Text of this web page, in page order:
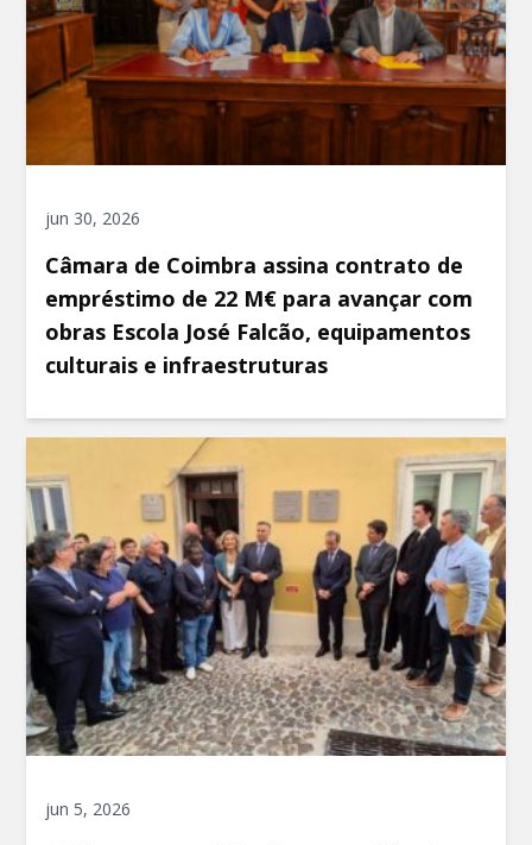
jun 30, 2026
Câmara de Coimbra assina contrato de
empréstimo de 22 M€ para avançar com
obras Escola José Falcão, equipamentos
culturais e infraestruturas
jun 5, 2026